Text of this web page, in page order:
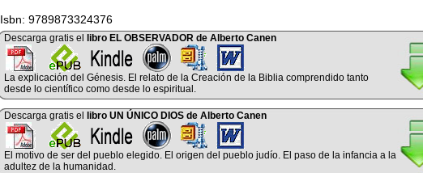
Isbn: 9789873324376
Descarga gratis el libro EL OBSERVADOR de Alberto Canen
La explicación del Génesis. El relato de la Creación de la Biblia comprendido tanto
desde lo científico como desde lo espiritual.
Descarga gratis el libro UN ÚNICO DIOS de Alberto Canen
El motivo de ser del pueblo elegido. El origen del pueblo judío. El paso de la infancia a la
adultez de la humanidad.